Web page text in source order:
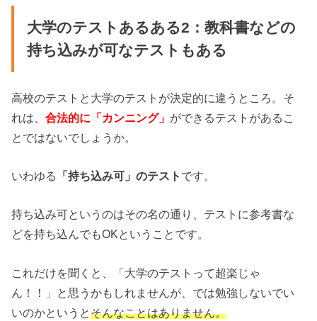
大学のテストあるある2：教科書などの
持ち込みが可なテストもある
高校のテストと大学のテストが決定的に違うところ。そ
れは、合法的に「カンニング」 ができるテストがあるこ
とではないでしょうか。
いわゆる 「持ち込み可」のテスト です。
持ち込み可というのはその名の通り、テストに参考書な
どを持ち込んでもOKということです。
これだけを聞くと、「大学のテストって超楽じゃ
ん！！」と思うかもしれませんが、では勉強しないでい
いのかというとそんなことはありません。